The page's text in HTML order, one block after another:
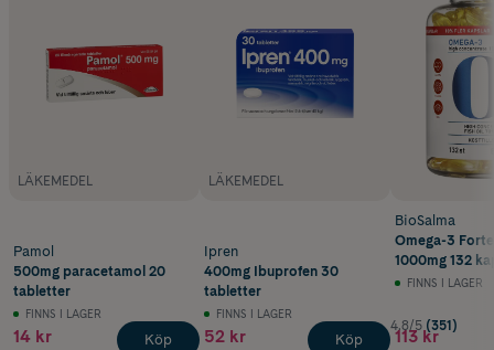
LÄKEMEDEL
Pamol
500mg paracetamol 20
tabletter
FINNS I LAGER
14 kr Köp
LÄKEMEDEL
Ipren
400mg Ibuprofen 30
tabletter
FINNS I LAGER
52 kr Köp
BioSalma
Omega-3
1000mg 132
FINNS I LAGER
4.8/5 (351)
113 kr